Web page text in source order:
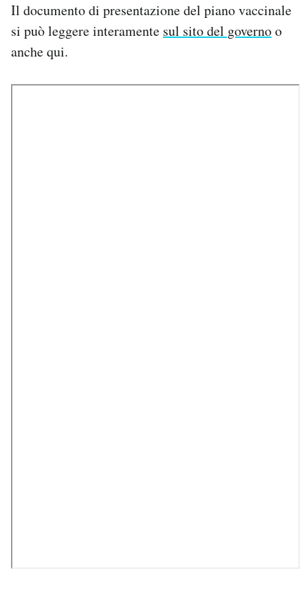
Il documento di presentazione del piano vaccinale
si può leggere interamente sul sito del governoo
anche qui.